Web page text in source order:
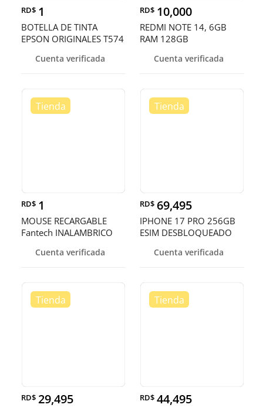
RD$ 1
BOTELLA DE TINTA
EPSON ORIGINALES T574
COLORES,ECOTANK
Cuenta verificada
RD$ 10,000
REDMI NOTE 14, 6GB
RAM 128GB
Cuenta verificada
RD$ 1
MOUSE RECARGABLE
Fantech INALAMBRICO
NEGRO/BLANCO
Cuenta verificada
RD$ 69,495
IPHONE 17 PRO 256GB
ESIM DESBLOQUEADO
Cuenta verificada
RD$ 29,495 RD$ 44,495